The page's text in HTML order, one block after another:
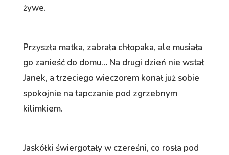
żywe.
Przyszła matka, zabrała chłopaka, ale musiała
go zanieść do domu… Na drugi dzień nie wstał
Janek, a trzeciego wieczorem konał już sobie
spokojnie na tapczanie pod zgrzebnym
kilimkiem.
Jaskółki świergotały w czereśni, co rosła pod